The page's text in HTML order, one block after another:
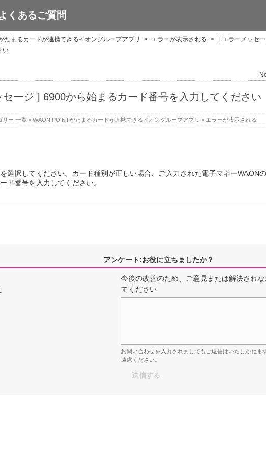
くあるご質問
たまるカードが連携できるイオングループアプリ > エラーが表示される >
[ エラーメッセ
い
セージ ] 6900から始まるカード番号を入力してください
リー 一覧 > WAON POINTがたまるカードが連携できるイオングループアプリ > エラーが表示される
選択してください。カード種別が正しい場合、ご入力された電子マネーWAON
ド番号を入力してください。
アンケート:お役に立ちましたか？
今後の改善のため、ご意見または解決され
てください
お問い合わせを入力されましてもご返信はいたしかねま
遠慮ください。